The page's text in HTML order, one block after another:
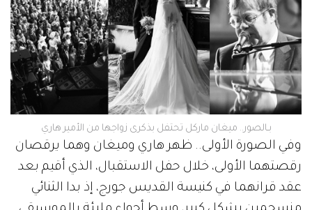
بـالصور.. ميغان ماركل تحتفل بذكرى زواجها من الأمير هاري
وفي الصورة الأولى.. ظهر هاري وميغان وهما يرقصان
رقصتهما الأولى، خلال حفل الاستقبال، الذي أقيم بعد
عقد قرانهما في كنيسة القديس جورج، إذ بدا الثنائي